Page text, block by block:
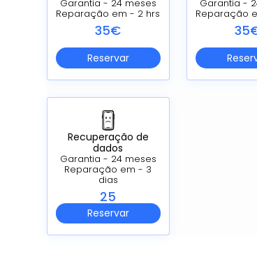
Garantia - 24 meses
Reparação em - 2 hrs
35€
Reservar
Garantia -
Reparação
Recuperação de
dados
Garantia - 24 meses
Reparação em - 3
dias
25
Reservar